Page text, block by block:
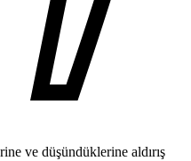
ve düşündüklerine aldırış